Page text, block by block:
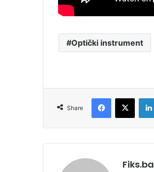
Optički instrument
Share
Facebook
X
Fiks.ba